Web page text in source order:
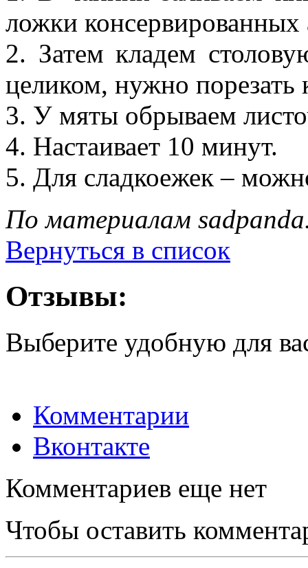
ложки консервированных
2. Затем кладем
целиком, нужно
3. У мяты обрываем
4. Настаивает 10 минут.
5. Для сладкоежек –
По материалам
Вернуться в список
Отзывы:
Выберите удобную для
Комментарии
Вконтакте
Комментариев еще нет
Чтобы оставить